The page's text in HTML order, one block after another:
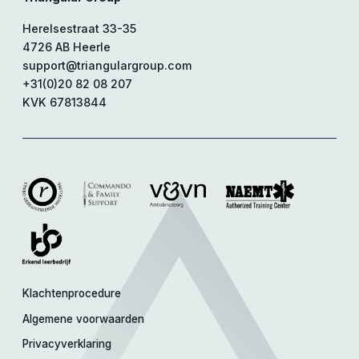
Herelsestraat 33-35
4726 AB Heerle
support@triangulargroup.com
+31(0)20 82 08 207
KVK 67813844
Klachtenprocedure
Algemene voorwaarden
Privacyverklaring